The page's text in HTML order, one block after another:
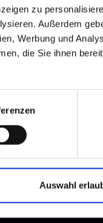
zu
Außerdem
Werbung und
die Sie ihnen
Auswahl